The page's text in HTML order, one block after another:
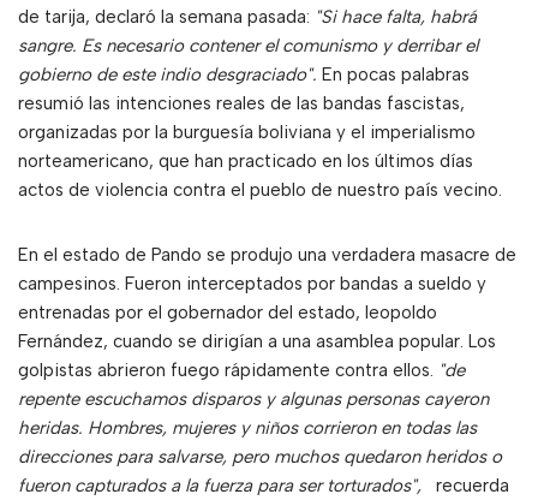
de tarija, declaró la semana pasada: "Si hace falta, habrá
sangre. Es necesario contener el comunismo y derribar el
gobierno de este indio desgraciado". En pocas palabras
resumió las intenciones reales de las bandas fascistas,
organizadas por la burguesía boliviana y el imperialismo
norteamericano, que han practicado en los últimos días
actos de violencia contra el pueblo de nuestro país vecino.
En el estado de Pando se produjo una verdadera masacre de
campesinos. Fueron interceptados por bandas a sueldo y
entrenadas por el gobernador del estado, leopoldo
Fernández, cuando se dirigían a una asamblea popular. Los
golpistas abrieron fuego rápidamente contra ellos. "de
repente escuchamos disparos y algunas personas cayeron
heridas. Hombres, mujeres y niños corrieron en todas las
direcciones para salvarse, pero muchos quedaron heridos o
fueron capturados a la fuerza para ser torturados", recuerda